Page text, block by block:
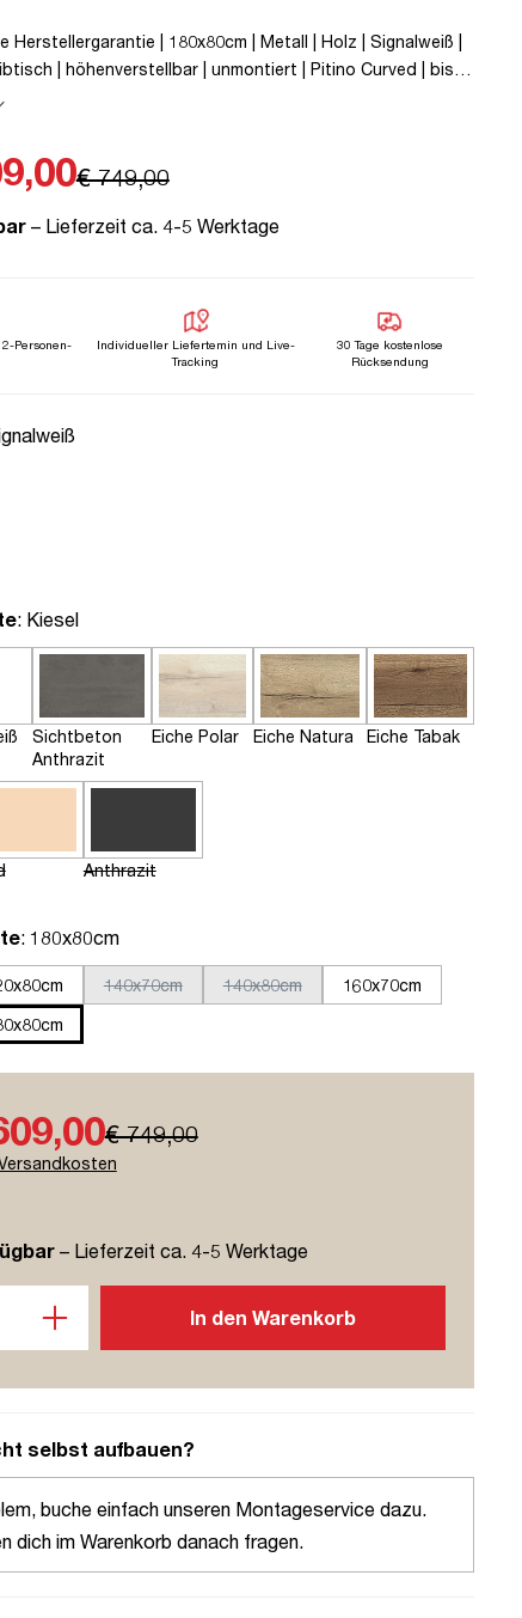
Herstellergarantie | 180x80cm | Metall | Holz | Signalweiß |
| höhenverstellbar | unmontiert | Pitino Curved | bis
geprüfte Ergonomie | TÜV© mobiles Arbeiten |
höhenverstellbar | Familiengerecht |
€ 749,00
– Lieferzeit ca. 4-5 Werktage
Personen-
Individueller Liefertemin und Live-
Tracking
30 Tage kostenlose
Rücksendung
auswählen
: Kiesel
Sichtbeton
Anthrazit
Eiche Polar Eiche Natura Eiche Tabak
Anthrazit
auswählen
: 180x80cm
140x70cm 140x80cm
160x70cm
€ 749,00
– Lieferzeit ca. 4-5 Werktage
In den Warenkorb
selbst aufbauen?
buche einfach unseren Montageservice dazu.
dich im Warenkorb danach fragen.